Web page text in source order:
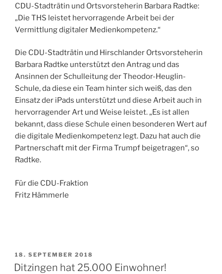
CDU-Stadträtin und Ortsvorsteherin Barbara Radtke:
„Die THS leistet hervorragende Arbeit bei der
Vermittlung digitaler Medienkompetenz.“
Die CDU-Stadträtin und Hirschlander Ortsvorsteherin
Barbara Radtke unterstützt den Antrag und das
Ansinnen der Schulleitung der Theodor-Heuglin-
Schule, da diese ein Team hinter sich weiß, das den
Einsatz der iPads unterstützt und diese Arbeit auch in
hervorragender Art und Weise leistet. „Es ist allen
bekannt, dass diese Schule einen besonderen Wert auf
die digitale Medienkompetenz legt. Dazu hat auch die
Partnerschaft mit der Firma Trumpf beigetragen“, so
Radtke.
Für die CDU-Fraktion
Fritz Hämmerle
VERÖFFENTLICHT
AM
18. SEPTEMBER 2018
Ditzingen hat 25.000 Einwohner!